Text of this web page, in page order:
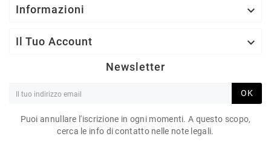
Informazioni 
Il Tuo Account 
Newsletter
OK
Puoi annullare l'iscrizione in ogni momenti. A questo scopo,
cerca le info di contatto nelle note legali.